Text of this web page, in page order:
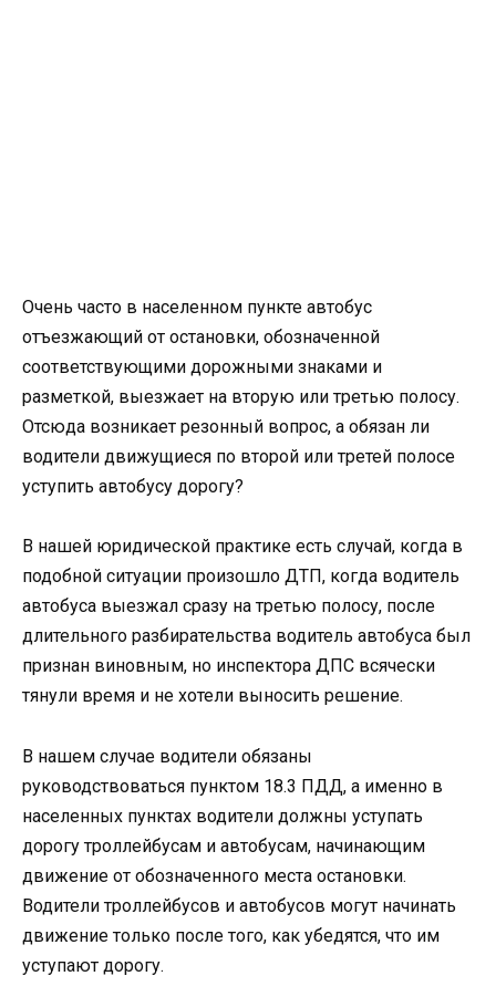
Очень часто в населенном пункте автобус
отъезжающий от остановки, обозначенной
соответствующими дорожными знаками и
разметкой, выезжает на вторую или третью полосу.
Отсюда возникает резонный вопрос, а обязан ли
водители движущиеся по второй или третей полосе
уступить автобусу дорогу?
В нашей юридической практике есть случай, когда в
подобной ситуации произошло ДТП, когда водитель
автобуса выезжал сразу на третью полосу, после
длительного разбирательства водитель автобуса был
признан виновным, но инспектора ДПС всячески
тянули время и не хотели выносить решение.
В нашем случае водители обязаны
руководствоваться пунктом 18.3 ПДД, а именно в
населенных пунктах водители должны уступать
дорогу троллейбусам и автобусам, начинающим
движение от обозначенного места остановки.
Водители троллейбусов и автобусов могут начинать
движение только после того, как убедятся, что им
уступают дорогу.